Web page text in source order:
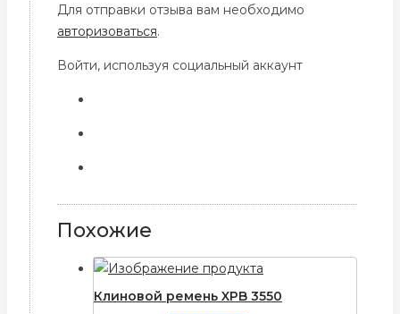
Для отправки отзыва вам необходимо
авторизоваться.
Войти, используя социальный аккаунт
Похожие
Клиновой ремень XPB 3550